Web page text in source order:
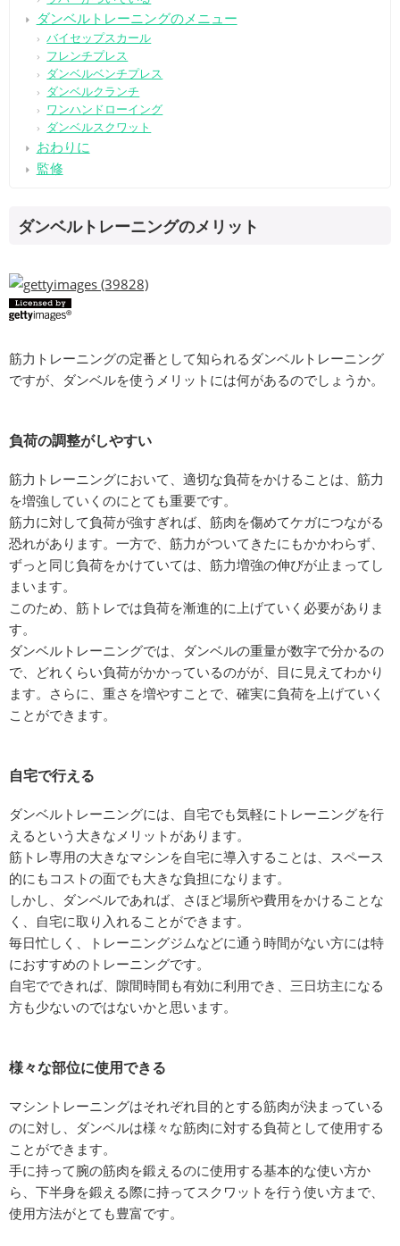
ダンベルトレーニングのメニュー
バイセップスカール
フレンチプレス
ダンベルベンチプレス
ダンベルクランチ
ワンハンドローイング
ダンベルスクワット
おわりに
監修
ダンベルトレーニングのメリット
筋力トレーニングの定番として知られるダンベルトレーニング
ですが、ダンベルを使うメリットには何があるのでしょうか。
負荷の調整がしやすい
筋力トレーニングにおいて、適切な負荷をかけることは、筋力
を増強していくのにとても重要です。
筋力に対して負荷が強すぎれば、筋肉を傷めてケガにつながる
恐れがあります。一方で、筋力がついてきたにもかかわらず、
ずっと同じ負荷をかけていては、筋力増強の伸びが止まってし
まいます。
このため、筋トレでは負荷を漸進的に上げていく必要がありま
す。
ダンベルトレーニングでは、ダンベルの重量が数字で分かるの
で、どれくらい負荷がかかっているのがが、目に見えてわかり
ます。さらに、重さを増やすことで、確実に負荷を上げていく
ことができます。
自宅で行える
ダンベルトレーニングには、自宅でも気軽にトレーニングを行
えるという大きなメリットがあります。
筋トレ専用の大きなマシンを自宅に導入することは、スペース
的にもコストの面でも大きな負担になります。
しかし、ダンベルであれば、さほど場所や費用をかけることな
く、自宅に取り入れることができます。
毎日忙しく、トレーニングジムなどに通う時間がない方には特
におすすめのトレーニングです。
自宅でできれば、隙間時間も有効に利用でき、三日坊主になる
方も少ないのではないかと思います。
様々な部位に使用できる
マシントレーニングはそれぞれ目的とする筋肉が決まっている
のに対し、ダンベルは様々な筋肉に対する負荷として使用する
ことができます。
手に持って腕の筋肉を鍛えるのに使用する基本的な使い方か
ら、下半身を鍛える際に持ってスクワットを行う使い方まで、
使用方法がとても豊富です。